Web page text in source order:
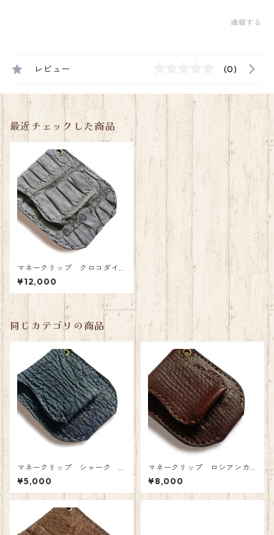
通報する
レビュー (0)
最近チェックした商品
マネークリップ クロコダイ
¥12,000
同じカテゴリの商品
マネークリップ シャーク
¥5,000
マネークリップ ロシアンカ
ーフ
¥8,000